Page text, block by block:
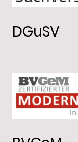
DGuSV